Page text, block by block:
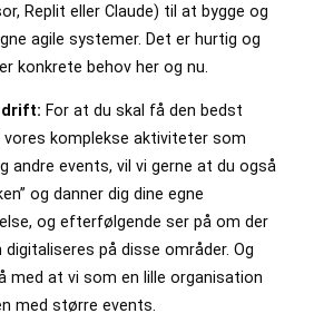
Replit eller Claude) til at bygge og
agile systemer. Det er hurtig og
konkrete behov her og nu.
drift: For at du skal få den bedst
komplekse aktiviteter som
andre events, vil vi gerne at du også
og danner dig dine egne
og efterfølgende ser på om der
på disse områder. Og
med at vi som en lille organisation
med større events.